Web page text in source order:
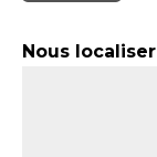
Nous localiser